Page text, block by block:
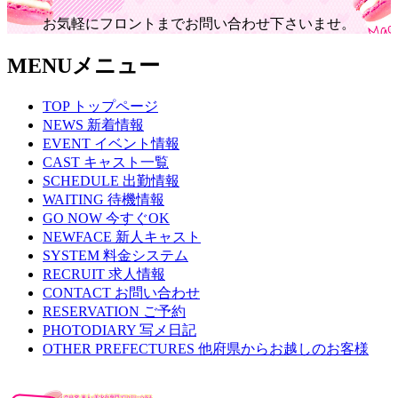
お気軽にフロントまでお問い合わせ下さいませ。
MENUメニュー
TOP トップページ
NEWS 新着情報
EVENT イベント情報
CAST キャスト一覧
SCHEDULE 出勤情報
WAITING 待機情報
GO NOW 今すぐOK
NEWFACE 新人キャスト
SYSTEM 料金システム
RECRUIT 求人情報
CONTACT お問い合わせ
RESERVATION ご予約
PHOTODIARY 写メ日記
OTHER PREFECTURES 他府県からお越しのお客様